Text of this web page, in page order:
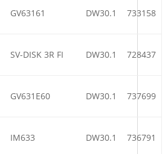
GV63161 DW30.1 733158
SV-DISK 3R FI DW30.1 728437
GV631E60 DW30.1 737699
IM633 DW30.1 736791